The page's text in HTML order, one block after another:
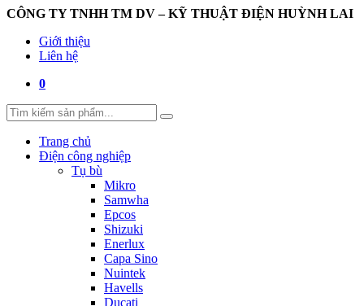
CÔNG TY TNHH TM DV – KỸ THUẬT ĐIỆN HUỲNH LAI
Giới thiệu
Liên hệ
0
Trang chủ
Điện công nghiệp
Tụ bù
Mikro
Samwha
Epcos
Shizuki
Enerlux
Capa Sino
Nuintek
Havells
Ducati